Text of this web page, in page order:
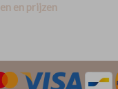
en prijzen